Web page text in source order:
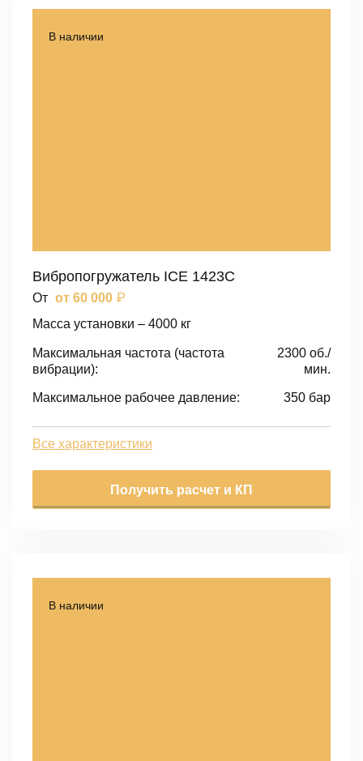
В наличии
Вибропогружатель ICE 1423C
От от 60 000 ₽
Масса установки – 4000 кг
Максимальная частота (частота
вибрации):
2300 об./
мин.
Максимальное рабочее давление: 350 бар
Все характеристики
Получить расчет и КП
В наличии